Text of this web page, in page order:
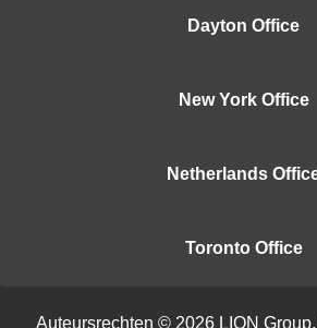
Dayton Office
New York Office
Netherlands
Toronto Office
Auteursrechten © 2026 LION